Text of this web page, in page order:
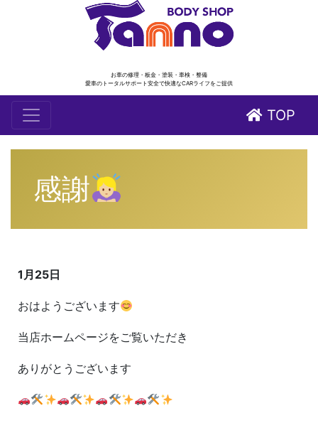
お車の修理・板金・塗装・車検・整備
愛車のトータルサポート安全で快適なCARライフをご提供
TOP
感謝
1月25日
おはようございます
当店ホームページをご覧いただき
ありがとうございます